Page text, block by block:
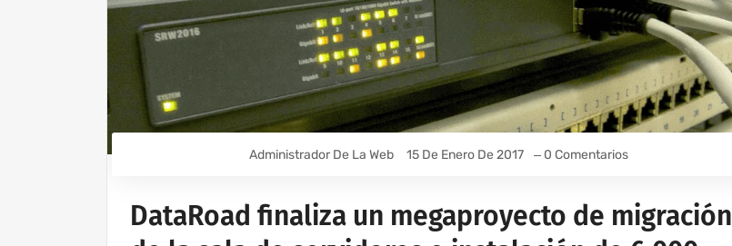
Administrador De La Web 15 De Enero De 2017 0 Comentarios
DataRoad finaliza un megaproyecto de migración